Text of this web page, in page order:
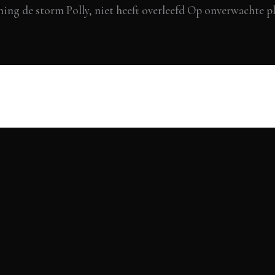
de storm Polly, niet heeft overleefd Op onverwachte